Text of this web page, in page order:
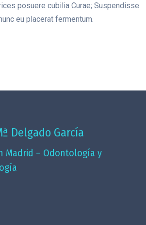
posuere cubilia Curae; Suspendisse
eu placerat fermentum.
Delgado García
Madrid – Odontología y